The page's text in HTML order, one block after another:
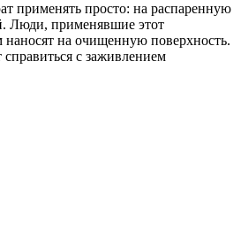
применять просто: на распаренную
Люди, применявшие этот
наносят на очищенную поверхность.
с заживлением